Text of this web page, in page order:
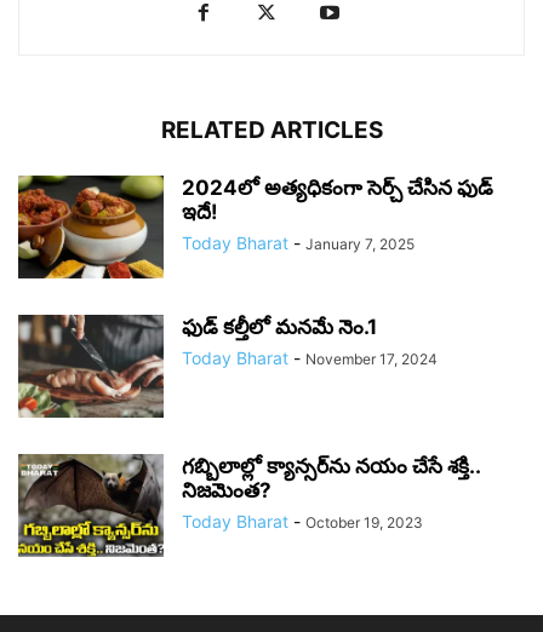
RELATED ARTICLES
2024లో అత్యధికంగా సెర్చ్ చేసిన ఫుడ్
ఇదే!
Today Bharat - January 7, 2025
ఫుడ్ కల్తీలో మనమే నెం.1
Today Bharat - November 17, 2024
గబ్బిలాల్లో క్యాన్సర్‌ను నయం చేసే శక్తి..
నిజమెంత?
Today Bharat - October 19, 2023